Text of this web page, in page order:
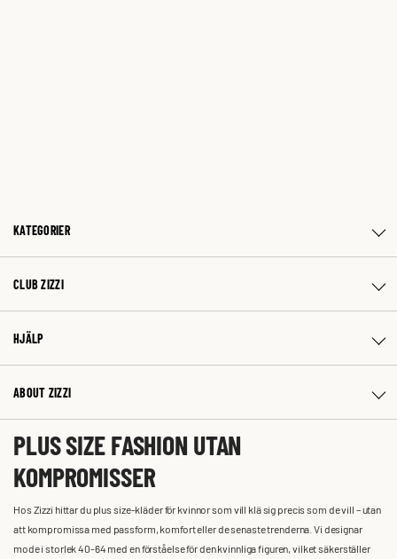
KATEGORIER
CLUB ZIZZI
HJÄLP
ABOUT ZIZZI
PLUS SIZE FASHION UTAN
KOMPROMISSER
Hos Zizzi hittar du plus size-kläder för kvinnor som vill klä sig precis som de vill – utan
att kompromissa med passform, komfort eller de senaste trenderna. Vi designar
mode i storlek 40-64 med en förståelse för den kvinnliga figuren, vilket säkerställer